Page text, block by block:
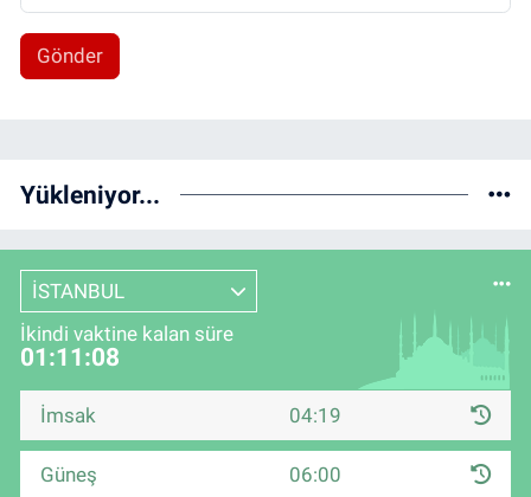
Gönder
Yükleniyor...
İSTANBUL
İkindi vaktine kalan süre
01:11:07
İmsak 04:19
Güneş 06:00